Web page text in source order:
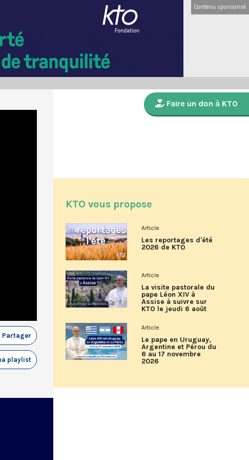
Contenu sponsorisé
Partager
playlist
Faire un don à KTO
KTO vous propose
Article
Les reportages d'été
2026 de KTO
Article
La visite pastorale du
pape Léon XIV à
Assise à suivre sur
KTO le jeudi 6 août
Article
Le pape en Uruguay,
Argentine et Pérou du
6 au 17 novembre
2026